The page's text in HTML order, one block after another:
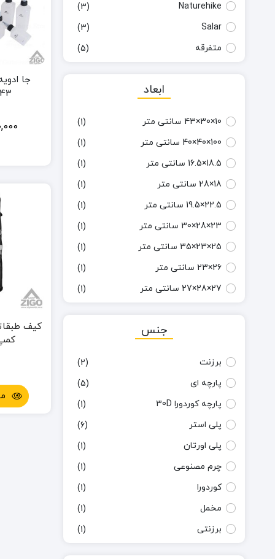
جا
کیف
کمپ
Naturehike
(3)
Salar
(3)
متفرقه
(5)
ابعاد
10×30×43 سانتی متر
(1)
100×40×40 سانتی متر
(1)
18.5×16.5 سانتی متر
(1)
18×28 سانتی متر
(1)
22.5×19.5 سانتی متر
(1)
23×28×30 سانتی متر
(1)
25×23×35 سانتی متر
(1)
26×23 سانتی متر
(1)
27×28×27 سانتی متر
(1)
جنس
برزنت
(2)
پارچه ای
(5)
پارچه کوردورا 30D
(1)
پلی استر
(6)
پلی اورتان
(1)
چرم مصنوعی
(1)
کوردورا
(1)
مخمل
(1)
برزنتی
(1)